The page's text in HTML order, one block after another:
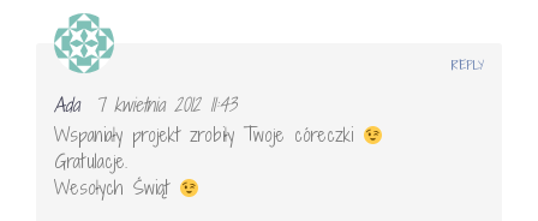
Ada
7 kwietnia 2012 11:43
Wspaniały projekt zrobiły Twoje córeczki
Gratulacje.
Wesołych Świąt
REPLY